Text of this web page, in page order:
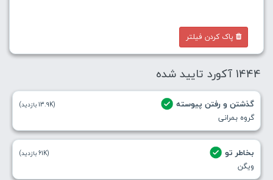
پاک کردن فیلتر
1444 آکورد تایید شده
گذشتن و رفتن پیوسته
گروه بمرانی
(13.9K بازدید)
بخاطر تو
ویگن
(61K بازدید)